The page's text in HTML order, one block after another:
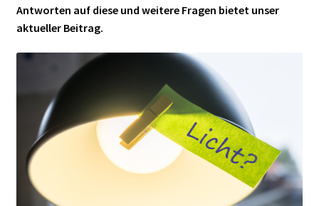
Antworten auf diese und weitere Fragen bietet unser
aktueller Beitrag.